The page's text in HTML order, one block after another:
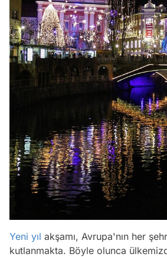
Yeni yıl akşamı, Avrupa'nın her
kutlanmakta. Böyle olunca